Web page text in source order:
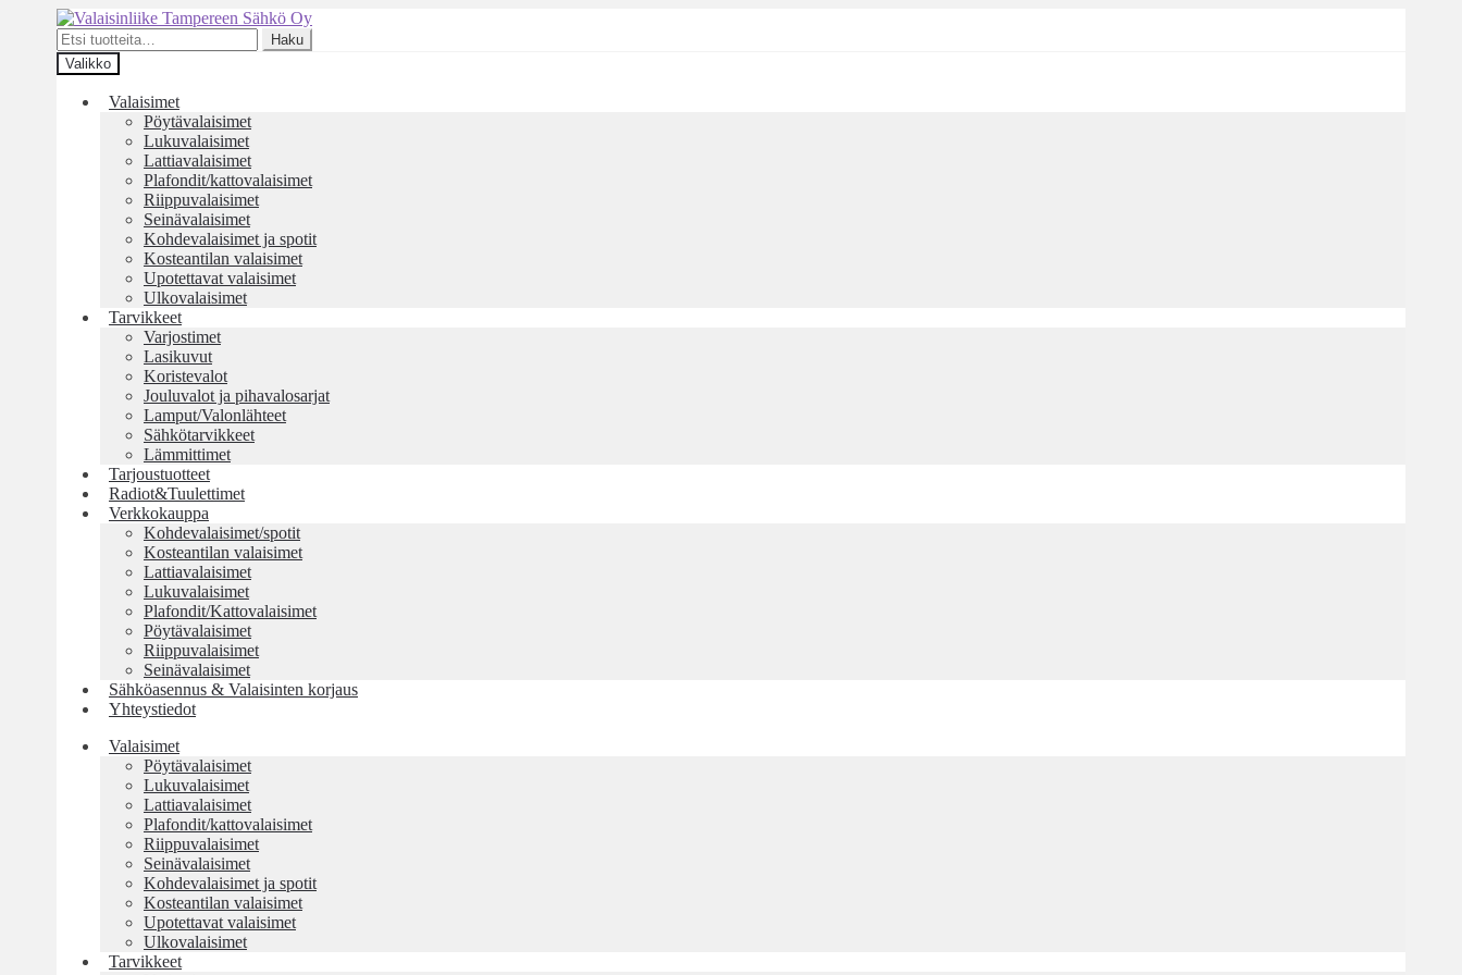
Siirry
navigointiin
Siirry
sisältöön
Etsi:
Haku
Valikko
Valaisimet
Pöytävalaisimet
Lukuvalaisimet
Lattiavalaisimet
Plafondit/kattovalaisimet
Riippuvalaisimet
Seinävalaisimet
Kohdevalaisimet ja spotit
Kosteantilan valaisimet
Upotettavat valaisimet
Ulkovalaisimet
Tarvikkeet
Varjostimet
Lasikuvut
Koristevalot
Jouluvalot ja pihavalosarjat
Lamput/Valonlähteet
Sähkötarvikkeet
Lämmittimet
Tarjoustuotteet
Radiot&Tuulettimet
Verkkokauppa
Kohdevalaisimet/spotit
Kosteantilan valaisimet
Lattiavalaisimet
Lukuvalaisimet
Plafondit/Kattovalaisimet
Pöytävalaisimet
Riippuvalaisimet
Seinävalaisimet
Sähköasennus & Valaisinten korjaus
Yhteystiedot
Valaisimet
Pöytävalaisimet
Lukuvalaisimet
Lattiavalaisimet
Plafondit/kattovalaisimet
Riippuvalaisimet
Seinävalaisimet
Kohdevalaisimet ja spotit
Kosteantilan valaisimet
Upotettavat valaisimet
Ulkovalaisimet
Tarvikkeet